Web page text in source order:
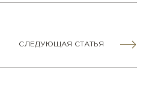
СЛЕДУЮЩАЯ СТАТЬЯ